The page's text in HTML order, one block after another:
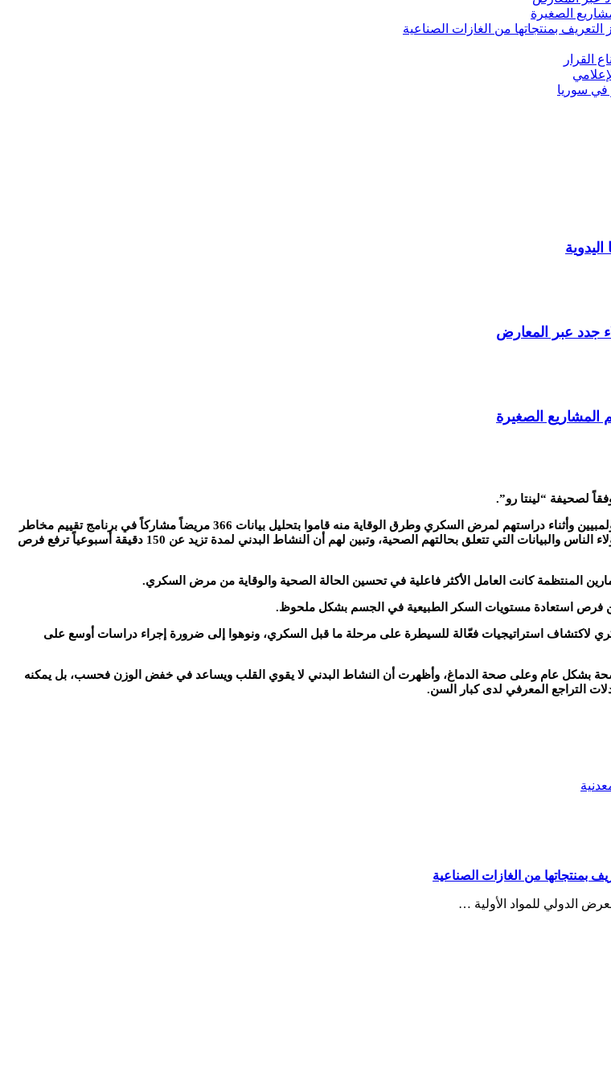
الصغيرة
بمنتجاتها من الغازات الصناعية
القرار
في سوريا
جدد عبر المعارض
الصغيرة
لصحيفة “لينتا رو”.
وأشارت مجلة “Cardiovascular Diabetology – Endocrinology Reports” إلى أن العلماء الكولمبيين وأثناء دراستهم لمرض السكري وطرق الوقاية منه قاموا بتحليل بيانات 366 مريضاً مشاركاً في برنامج تقييم مخاطر
القلب والأوعية الدموية بين عامي 2019 و2023، وراجعوا البيانات التي تتعلق بالنشاط البدني لهؤلاء الناس والبيانات التي تتعلق بحالتهم الصحية، وتبين لهم أن النشاط البدني لمدة تزيد عن 150 دقيقة أسبوعياً ترفع فرص
من فرص استعادة مستويات السكر الطبيعية في الجسم بشكل ملحوظ.
لاكتشاف استراتيجيات فعّالة للسيطرة على مرحلة ما قبل السكري، ونوهوا إلى ضرورة إجراء دراسات أوسع على
بشكل عام وعلى صحة الدماغ، وأظهرت أن النشاط البدني لا يقوي القلب ويساعد في خفض الوزن فحسب، بل يمكنه
التراجع المعرفي لدى كبار السن.
من الغازات الصناعية
الدولي للمواد الأولية …